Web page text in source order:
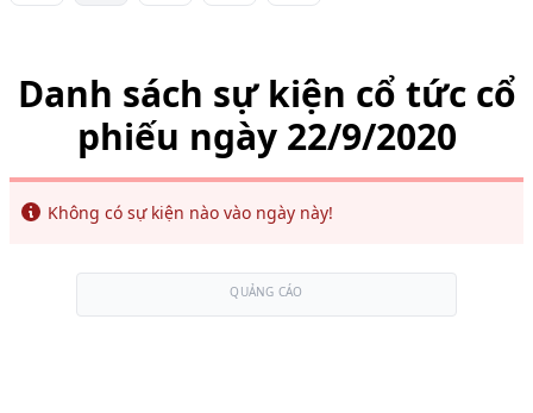
Danh sách sự kiện cổ tức cổ
phiếu ngày 22/9/2020
Info
Không có sự kiện nào vào ngày này!
QUẢNG CÁO